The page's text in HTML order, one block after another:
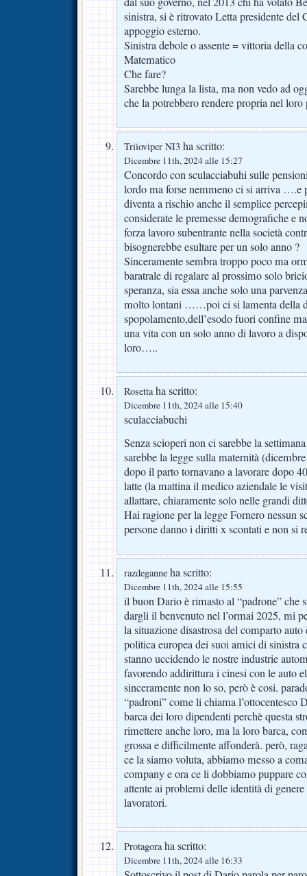
sinistra, si è ritrovato Letta presidente
appoggio esterno.
Sinistra debole o assente = vittoria della
Matematico
Che fare?
Sarebbe lunga la lista, ma non vedo ad
che la potrebbero rendere propria nel
Triioviper NI3 ha scritto:
Dicembre 11th, 2024 alle 15:27
Concordo con sculacciabuhi sulle
lordo ma forse nemmeno ci si arriva ….e
diventa a rischio anche il semplice
considerate le premesse demografiche e
forza lavoro subentrante nella società
bisognerebbe esultare per un solo anno ?
Sinceramente sembra troppo poco ma
baratrale di regalare al prossimo solo
speranza, sia essa anche solo una
molto lontani ……poi ci si lamenta della
spopolamento,dell’esodo fuori confine
una vita con un solo anno di lavoro a
loro…..
Rosettaha scritto:
Dicembre 11th, 2024 alle 15:40
sculacciabuchi
Senza scioperi non ci sarebbe la
sarebbe la legge sulla maternità
dopo il parto tornavano a lavorare dopo
latte (la mattina il medico aziendale le
allattare, chiaramente solo nelle grandi
Hai ragione per la legge Fornero nessun
persone danno i diritti x scontati e non si
razdeganne ha scritto:
Dicembre 11th, 2024 alle 15:55
il buon Dario è rimasto al “padrone” che
dargli il benvenuto nel l’ormai 2025, mi
la situazione disastrosa del comparto
politica europea dei suoi amici di sinistra
stanno uccidendo le nostre industrie
favorendo addirittura i cinesi con le auto
sinceramente non lo so, però è cosi.
“padroni” come li chiama l’ottocentesco
barca dei loro dipendenti perchè questa
rimettere anche loro, ma la loro barca,
grossa e difficilmente affonderà. però,
ce la siamo voluta, abbiamo messo a
company e ora ce li dobbiamo puppare
attente ai problemi delle identità di
lavoratori.
Protagoraha scritto:
Dicembre 11th, 2024 alle 16:33